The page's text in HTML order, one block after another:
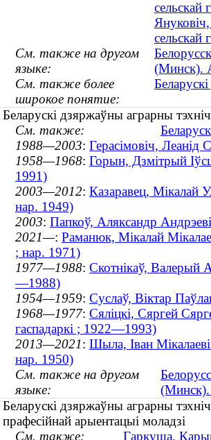
сельскай
сельскай
См. также на другом
языке:
(Минск).
См. также более
широкое понятие:
Беларускі дзяржаўны аграрны
См. также:
1988—2003: Герасімовіч, Леанід
1958—1968: Горын, Дзмітрый
1991)
2003—2012: Казаравец, Мікалай
нар. 1949)
2003: Папкоў, Аляксандр
2021—: Раманюк, Мікалай
; нар. 1971)
1977—1988: Скотнікаў, Валерый
—1988)
1954—1959: Суслаў, Віктар
1968—1977: Сяліцкі, Сяргей
гаспадаркі ; 1922—1993)
2013—2021: Шыла, Іван
нар. 1950)
См. также на другом
языке:
(Минск).
Беларускі дзяржаўны аграрны
прафесійнай арыентацыі моладзі
См. также:
Гаркуша,